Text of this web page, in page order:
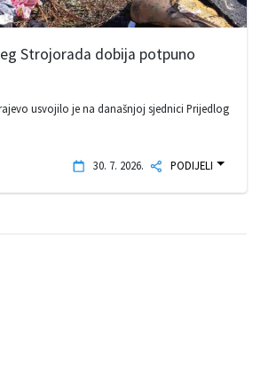
Strojorada dobija potpuno
usvojilo je na današnjoj sjednici Prijedlog
30. 7. 2026. PODIJELI